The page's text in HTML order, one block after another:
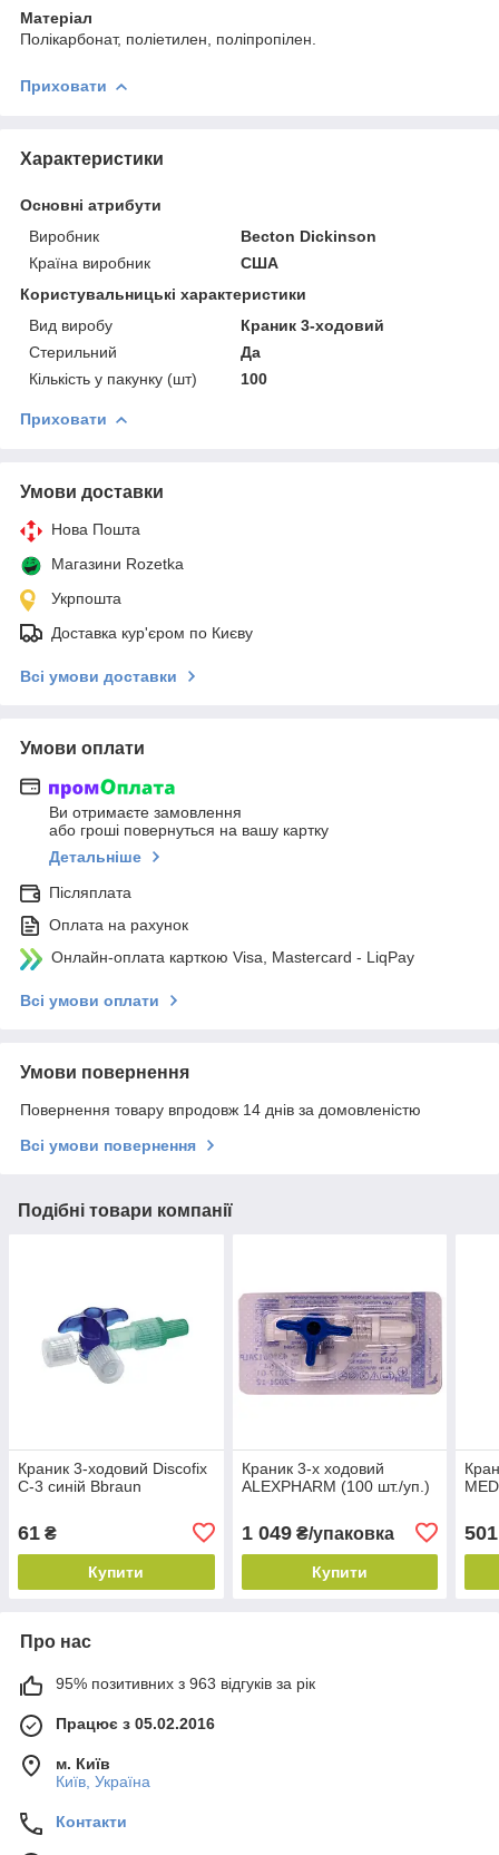
Матеріал
Полікарбонат, поліетилен, поліпропілен.
Приховати
Характеристики
Основні атрибути
Виробник
Becton Dickinson
Країна виробник
США
Користувальницькі характеристики
Вид виробу
Краник 3-ходовий
Стерильний
Да
Кількість у пакунку (шт)
100
Приховати
Умови доставки
Нова Пошта
Магазини Rozetka
Укрпошта
Доставка кур'єром по Києву
Всі умови доставки
Умови оплати
Ви отримаєте замовлення
або гроші повернуться на вашу картку
Детальніше
Післяплата
Оплата на рахунок
Онлайн-оплата карткою Visa, Mastercard - LiqPay
Всі умови оплати
Умови повернення
Повернення товару впродовж 14 днів за домовленістю
Всі умови повернення
Подібні товари компанії
Краник 3-ходовий Discofix
C-3 синій Bbraun
61 ₴
Купити
Краник 3-х ходовий
ALEXPHARM (100 шт./уп.)
1 049₴/упаковка
Купити
501
Про нас
95% позитивних з 963 відгуків за рік
Працює з 05.02.2016
м. Київ
Київ, Україна
Контакти